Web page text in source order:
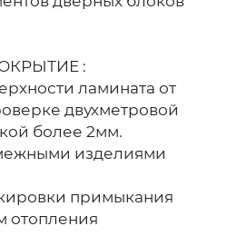
:
ламината от
двухметровой
более 2мм.
изделиями
примыкания
отопления